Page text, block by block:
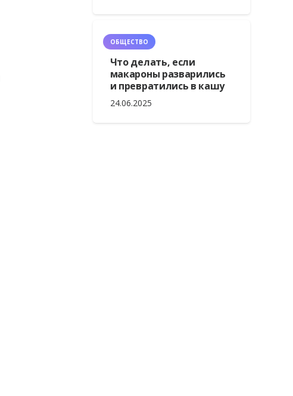
ОБЩЕСТВО
Что делать, если
макароны разварились
и превратились в кашу
24.06.2025